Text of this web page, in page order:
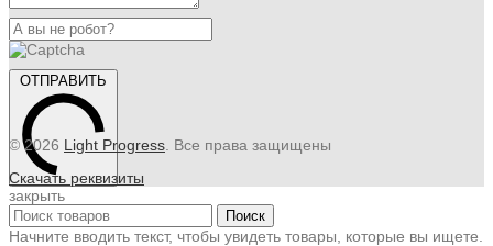
ОТПРАВИТЬ
© 2026 Light Progress . Все права защищены
Скачать реквизиты
закрыть
Поиск
Начните вводить текст, чтобы увидеть товары, которые вы ищете.